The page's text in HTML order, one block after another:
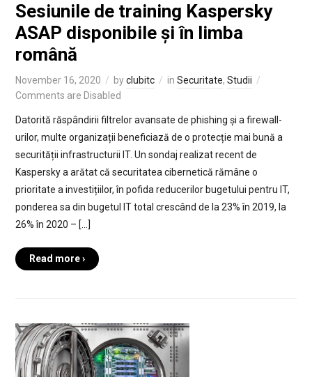
Sesiunile de training Kaspersky
ASAP disponibile și în limba
română
November 16, 2020 byclubitc in Securitate, Studii
Comments are Disabled
Datorită răspândirii filtrelor avansate de phishing și a firewall-
urilor, multe organizații beneficiază de o protecție mai bună a
securității infrastructurii IT. Un sondaj realizat recent de
Kaspersky a arătat că securitatea cibernetică rămâne o
prioritate a investițiilor, în pofida reducerilor bugetului pentru IT,
ponderea sa din bugetul IT total crescând de la 23% în 2019, la
26% în 2020 – […]
Read more ›